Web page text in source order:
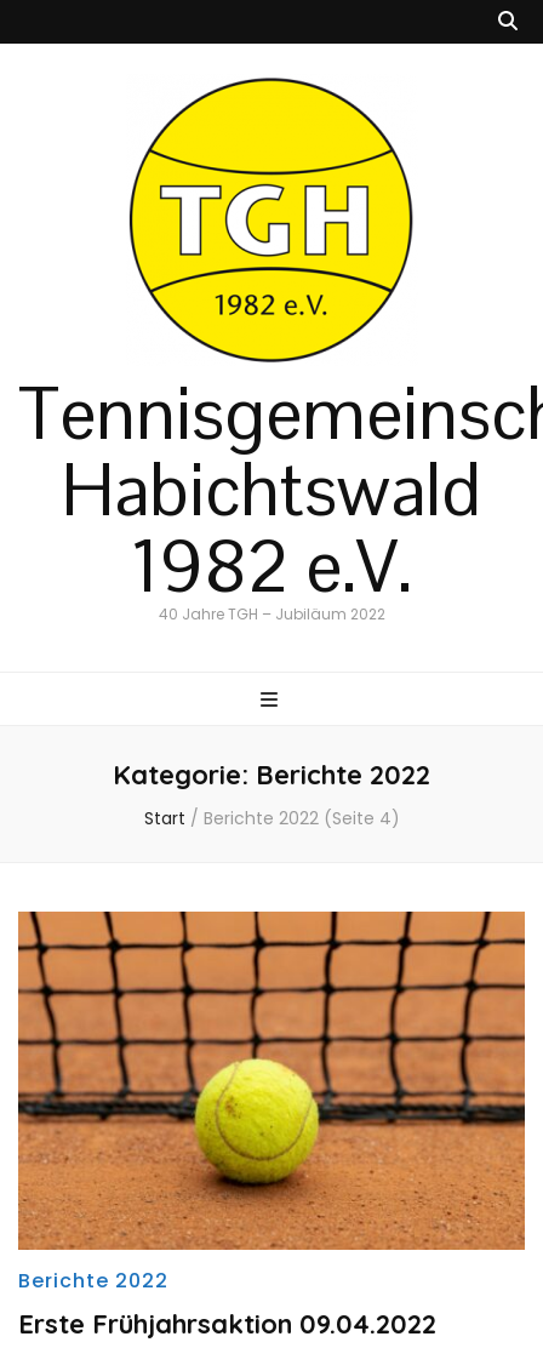
Habichtswald
1982 e.V.
40 Jahre TGH – Jubiläum 2022
Kategorie: Berichte 2022
Start / Berichte 2022 (Seite 4)
Berichte 2022
Erste Frühjahrsaktion 09.04.2022